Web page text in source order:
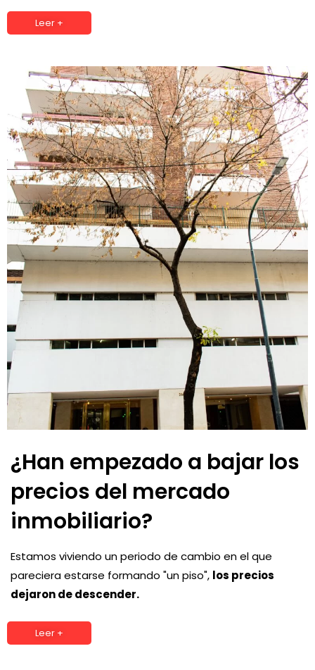
Leer +
¿Han empezado a bajar los
precios del mercado
inmobiliario?
Estamos viviendo un periodo de cambio en el que
pareciera estarse formando "un piso", los precios
dejaron de descender.
Leer +